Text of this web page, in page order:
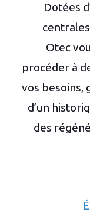
Dotées
Otec
procéder à
vos besoins,
d’un
des